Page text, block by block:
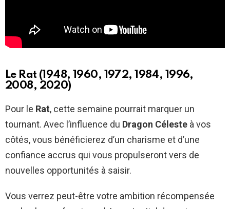
Le Rat (1948, 1960, 1972, 1984, 1996,
2008, 2020)
Pour le Rat, cette semaine pourrait marquer un
tournant. Avec l’influence du Dragon Céleste à vos
côtés, vous bénéficierez d’un charisme et d’une
confiance accrus qui vous propulseront vers de
nouvelles opportunités à saisir.
Vous verrez peut-être votre ambition récompensée